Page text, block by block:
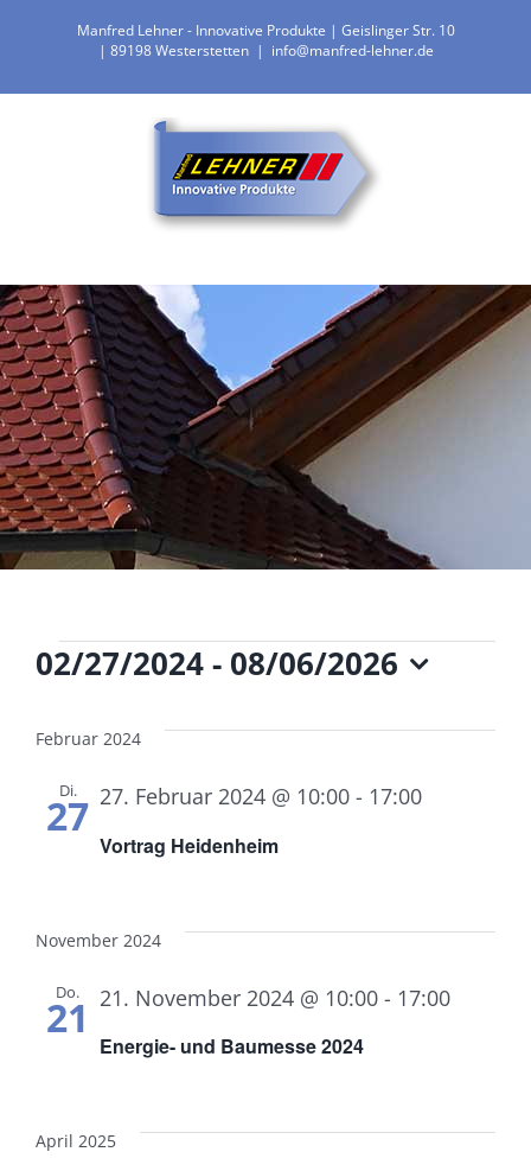
Manfred Lehner - Innovative Produkte | Geislinger Str. 10
| 89198 Westerstetten | info@manfred-lehner.de
Veranstaltungen
02/27/2024 - 08/06/2026
wählen.
Februar 2024
Di.
27
Vortrag Heidenheim
27. Februar 2024 @ 10:00 - 17:00
November 2024
Do.
21
Energie- und Baumesse 2024
21. November 2024 @ 10:00 - 17:00
April 2025